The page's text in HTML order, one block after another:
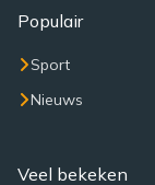
Populair
Sport
Nieuws
Veel bekeken